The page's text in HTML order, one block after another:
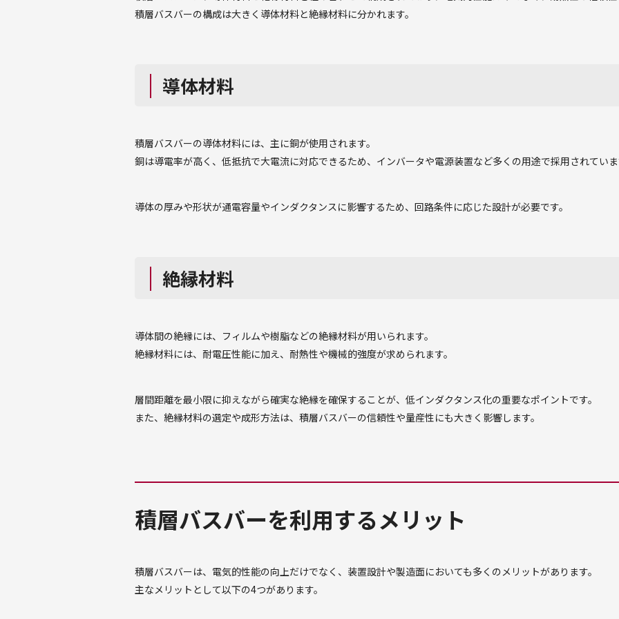
積層バスバーの構成は大きく導体材料と絶縁材料に分かれます。
導体材料
積層バスバーの導体材料には、主に銅が使用されます。
銅は導電率が高く、低抵抗で大電流に対応できるため、インバータや電源装置など多くの用途で採用されてい
導体の厚みや形状が通電容量やインダクタンスに影響するため、回路条件に応じた設計が必要です。
絶縁材料
導体間の絶縁には、フィルムや樹脂などの絶縁材料が用いられます。
絶縁材料には、耐電圧性能に加え、耐熱性や機械的強度が求められます。
層間距離を最小限に抑えながら確実な絶縁を確保することが、低インダクタンス化の重要なポイントです。
また、絶縁材料の選定や成形方法は、積層バスバーの信頼性や量産性にも大きく影響します。
積層バスバーを利用するメリット
積層バスバーは、電気的性能の向上だけでなく、装置設計や製造面においても多くのメリットがあります。
主なメリットとして以下の4つがあります。